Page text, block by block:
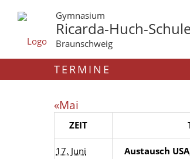
Gymnasium
Ricarda-Huch-
Braunschweig
TERMINE
«Mai
ZEIT
17. Juni
Austausch